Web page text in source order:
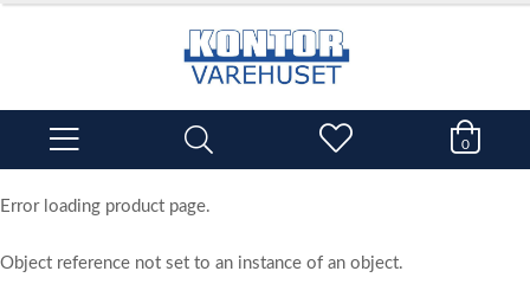
0
Error loading product page.
Object reference not set to an instance of an object.